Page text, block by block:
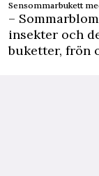
Sensommarbukett
–
insekter och
buketter, frön